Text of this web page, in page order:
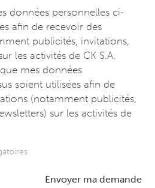
données personnelles ci-
afin de recevoir des
publicités, invitations,
les activités de CK S.A.
mes données
soient utilisées afin de
(notamment publicités,
sur les activités de
Envoyer ma demande